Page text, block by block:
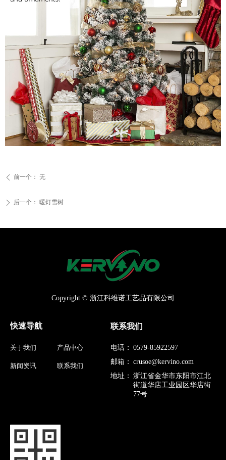
ꄴ 前一个： 无
ꄲ 后一个： 暖灯雪树
Copyright © 浙江科维诺工艺品有限公司
快速导航
关于我们
新闻资讯
产品中心
联系我们
联系我们
电话： 0579-85922597
邮箱： crusoe@kervino.com
地址： 浙江省金华市东阳市江北
街道华店工业园区华店街
77号